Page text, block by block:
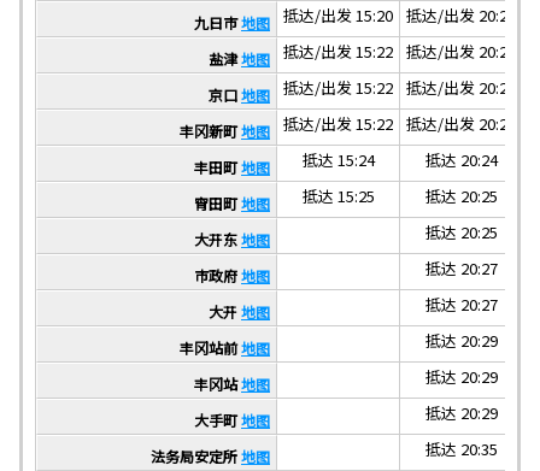
九日市地图 抵达/出发 15:20 抵达/出发 20:20
盐津地图 抵达/出发 15:22 抵达/出发 20:22
京口地图 抵达/出发 15:22 抵达/出发 20:22
丰冈新町地图 抵达/出发 15:22 抵达/出发 20:22
丰田町地图 抵达 15:24 抵达 20:24
宵田町地图 抵达 15:25 抵达 20:25
大开东地图 抵达 20:25
市政府地图 抵达 20:27
大开地图 抵达 20:27
丰冈站前地图 抵达 20:29
丰冈站地图 抵达 20:29
大手町地图 抵达 20:29
法务局安定所地图 抵达 20:35